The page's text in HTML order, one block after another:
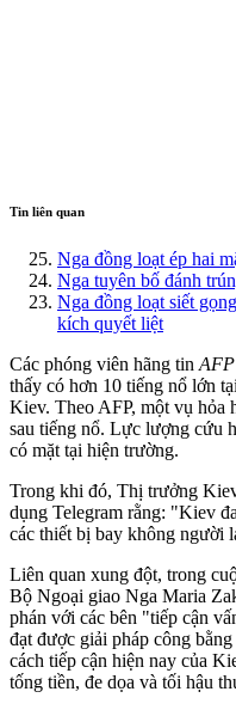
Tin liên quan
Nga đồng loạt ép hai
Nga tuyên bố đánh
Nga đồng loạt siết
kích quyết liệt
Các phóng viên hãng tin AFP
thấy có hơn 10 tiếng nổ lớn
Kiev. Theo AFP, một vụ hỏa
sau tiếng nổ. Lực lượng cứu
có mặt tại hiện trường.
Trong khi đó, Thị trưởng
dụng Telegram rằng: "Kiev
các thiết bị bay không người
Liên quan xung đột, trong
Bộ Ngoại giao Nga Maria
phán với các bên "tiếp cận
đạt được giải pháp công
cách tiếp cận hiện nay của
tống tiền, đe dọa và tối hậu